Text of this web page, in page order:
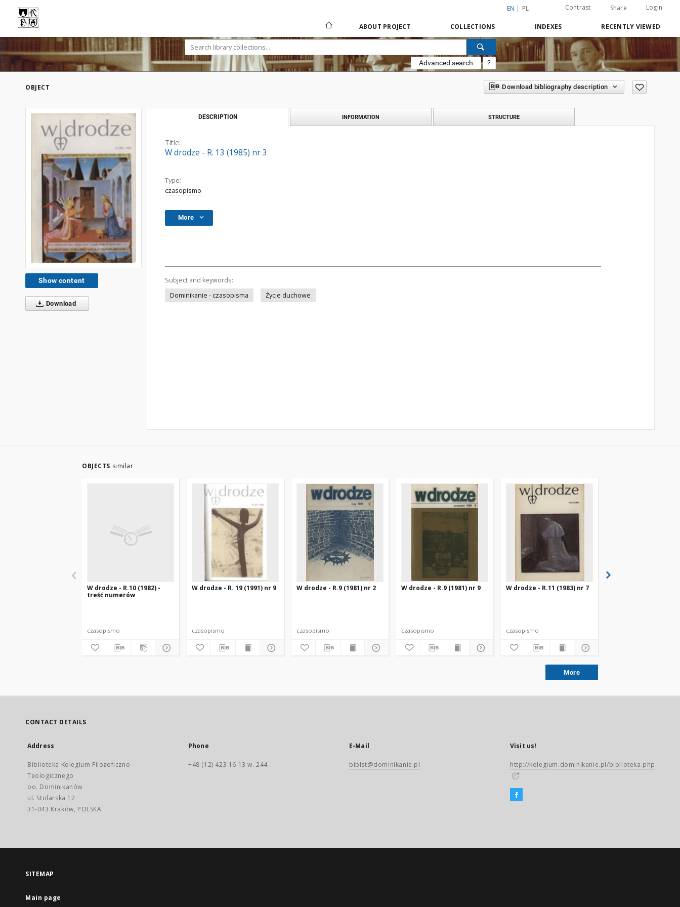
EN PL Contrast Share Login
ABOUT PROJECT COLLECTIONS INDEXES RECENTLY VIEWED
Advanced search ?
OBJECT Download bibliography description
Show content
Download
DESCRIPTION INFORMATION STRUCTURE
Title:
W drodze - R. 13 (1985) nr 3
Type:
czasopismo
More
Subject and keywords:
Dominikanie - czasopisma
Życie duchowe
OBJECTS similar
W drodze - R.10 (1982) -
treść numerów
czasopismo
W drodze - R. 19 (1991) nr 9
czasopismo
W drodze - R.9 (1981) nr 2
czasopismo
W drodze - R.9 (1981) nr 9
czasopismo
W drodze - R.11 (1983) nr 7
czasopismo
More
CONTACT DETAILS
Address
Biblioteka Kolegium Filozoficzno-
Teologicznego
oo. Dominikanów
ul. Stolarska 12
31-043 Kraków, POLSKA
Phone
+48 (12) 423 16 13 w. 244
E-Mail
biblst@dominikanie.pl
Visit us!
http://kolegium.dominikanie.pl/biblioteka.php
SITEMAP
Main page